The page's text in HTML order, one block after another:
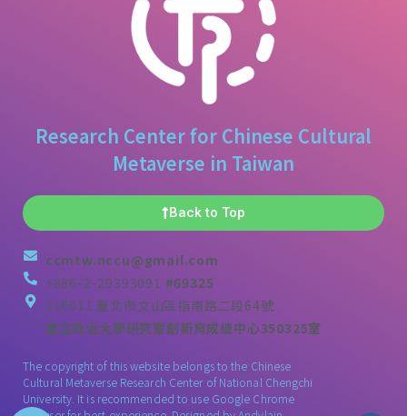
Research Center for Chinese Cultural
Metaverse in Taiwan
Back to Top
ccmtw.nccu@gmail.com
+886-2-29393091 #69325
116011 臺北市文山區指南路二段64號
國立政治大學研究暨創新育成總中心350325室
The copyright of this website belongs to the Chinese
Cultural Metaverse Research Center of National Chengchi
University. It is recommended to use Google Chrome